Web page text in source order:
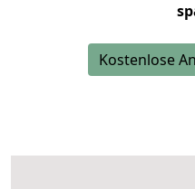
Kostenlose